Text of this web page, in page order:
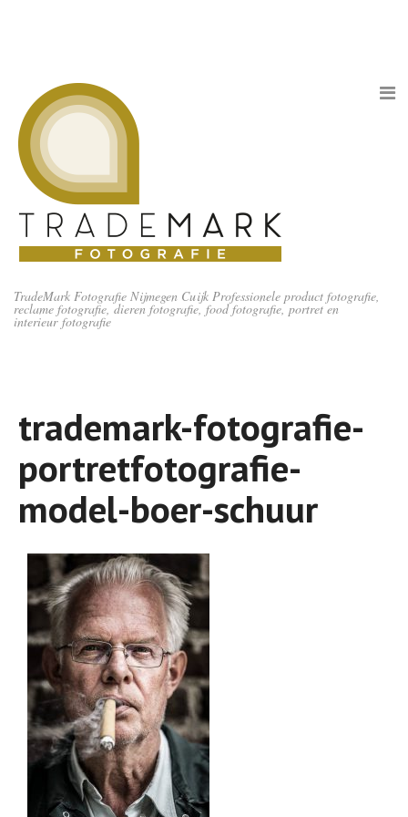
TradeMark Fotografie Nijmegen Cuijk Professionele product fotografie,
reclame fotografie, dieren fotografie, food fotografie, portret en
interieur fotografie
trademark-fotografie-
portretfotografie-
model-boer-schuur